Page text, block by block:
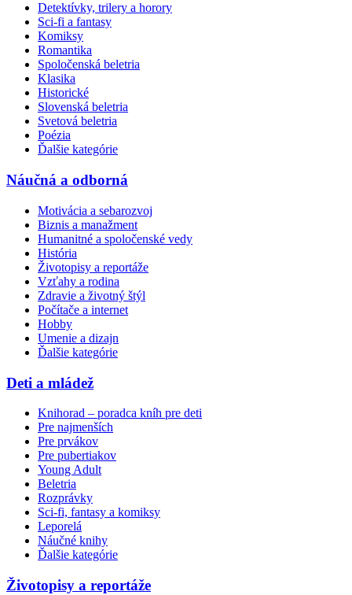
Detektívky, trilery a horory
Sci-fi a fantasy
Komiksy
Romantika
Spoločenská beletria
Klasika
Historické
Slovenská beletria
Svetová beletria
Poézia
Ďalšie kategórie
Náučná a odborná
Motivácia a sebarozvoj
Biznis a manažment
Humanitné a spoločenské vedy
História
Životopisy a reportáže
Vzťahy a rodina
Zdravie a životný štýl
Počítače a internet
Hobby
Umenie a dizajn
Ďalšie kategórie
Deti a mládež
Knihorad – poradca kníh pre deti
Pre najmenších
Pre prvákov
Pre pubertiakov
Young Adult
Beletria
Rozprávky
Sci-fi, fantasy a komiksy
Leporelá
Náučné knihy
Ďalšie kategórie
Životopisy a reportáže